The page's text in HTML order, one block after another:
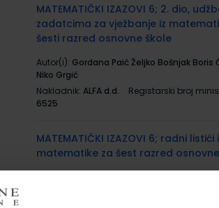
MATEMATIČKI IZAZOVI 6; 2. dio,
zadatcima za vježbanje iz
šesti razred osnovne škole
Autor(i): Gordana Paić Željko Bošnjak Boris
Niko Grgić
Nakladnik: ALFA d.d.
Registarski broj
6525
MATEMATIČKI IZAZOVI 6; radni listići
matematike za šest razred